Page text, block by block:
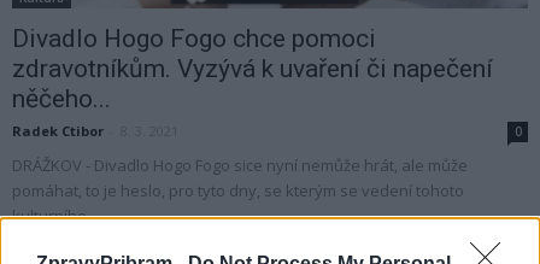
Divadlo Hogo Fogo chce pomoci
zdravotníkům. Vyzývá k uvaření či napečení
něčeho...
Radek Ctibor 0
DRÁŽKOV - Divadlo Hogo Fogo sice nyní nemůže hrát, ale může
pomáhat, to je heslo, pro tyto dny, se kterým se vedení tohoto
kulturního...